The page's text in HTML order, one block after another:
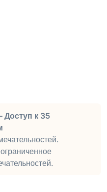
Доступ к 35